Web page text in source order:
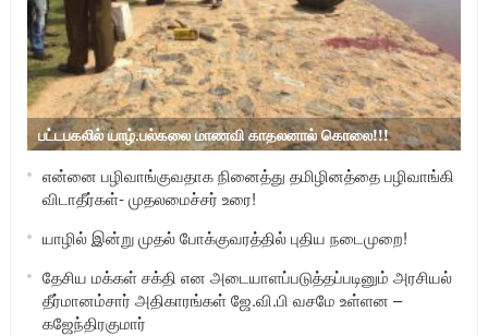
பட்டபகலில் யாழ்.பல்கலை மாணவி காதலனால் கொலை!!!
என்னை பழிவாங்குவதாக நினைத்து தமிழினத்தை பழிவாங்கி
விடாதீர்கள்- முதலமைச்சர் உரை!
யாழில் இன்று முதல் போக்குவரத்தில் புதிய நடைமுறை!
தேசிய மக்கள் சக்தி என அடையாளப்படுத்தப்படினும் அரசியல்
தீர்மானம்சார் அதிகாரங்கள் ஜே.வி.பி வசமே உள்ளன –
கஜேந்திரகுமார்